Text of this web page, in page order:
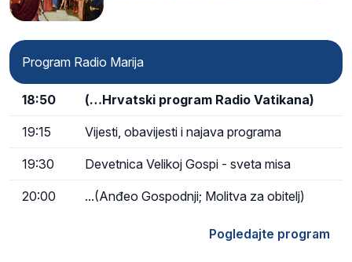
Program Radio Marija
18:50 (…Hrvatski program Radio Vatikana)
19:15 Vijesti, obavijesti i najava programa
19:30 Devetnica Velikoj Gospi - sveta misa
20:00 ...(Anđeo Gospodnji; Molitva za obitelj)
Pogledajte program